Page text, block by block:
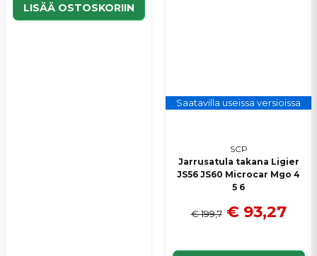
LISÄÄ OSTOSKORIIN
Saatavilla useissa versioissa
SCP
Jarrusatula takana Ligier
JS56 JS60 Microcar Mgo 4
5 6
€ 199,7 € 93,27